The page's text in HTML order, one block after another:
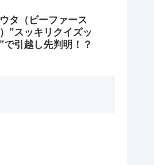
タ（ビーファース
）”スッキリクイズッ
で引越し先判明！？